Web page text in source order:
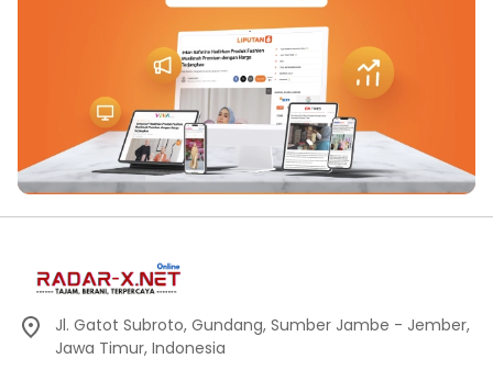
Jl. Gatot Subroto, Gundang, Sumber Jambe - Jember,
Jawa Timur, Indonesia